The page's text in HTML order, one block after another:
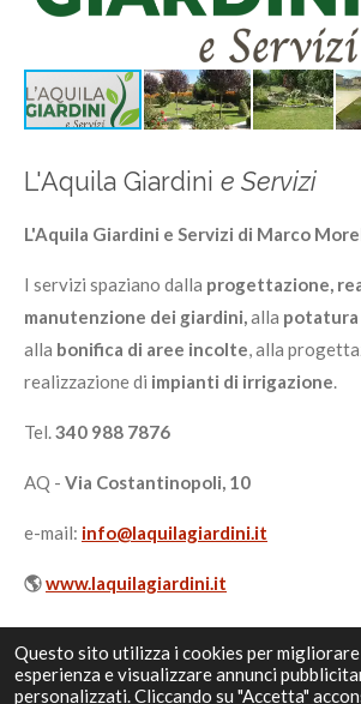
Questo sito utilizza i cookies per
esperienza e visualizzare annunci
personalizzati. Cliccando su "Accetta"
L'Aquila Giardini e Servizi
L'Aquila Giardini e Servizi di Marco
I servizi spaziano dalla progettazione,
manutenzione dei giardini, alla potatura
alla bonifica di aree incolte , alla
realizzazione di impianti di irrigazione
Tel. 340 988 7876
AQ - Via Costantinopoli, 10
e-mail: info@laquilagiardini.it
🌎www.laquilagiardini.it